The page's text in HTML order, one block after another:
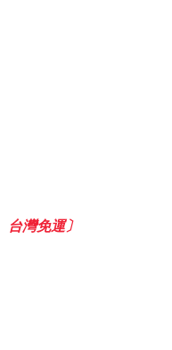
台灣免運〕